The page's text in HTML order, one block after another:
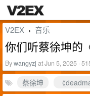
V2EX › 音乐
你们听蔡徐坤的
Bywangyzj at Jun 5, 2025 ·
蔡徐坤 《